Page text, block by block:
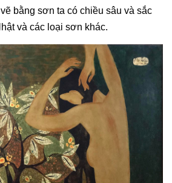
bằng sơn ta có chiều sâu và sắc
và các loại sơn khác.